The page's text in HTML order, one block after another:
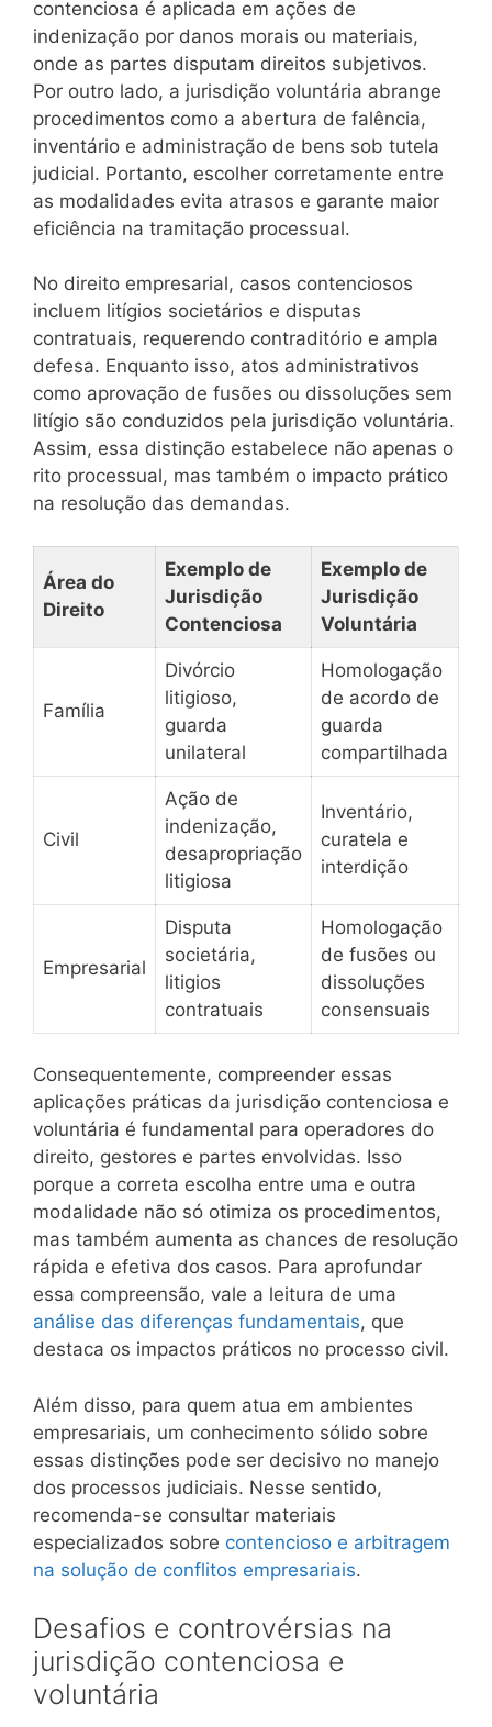
contenciosa é aplicada em ações de
indenização por danos morais ou materiais,
onde as partes disputam direitos subjetivos.
Por outro lado, a jurisdição voluntária abrange
procedimentos como a abertura de falência,
inventário e administração de bens sob tutela
judicial. Portanto, escolher corretamente entre
as modalidades evita atrasos e garante maior
eficiência na tramitação processual.
No direito empresarial, casos contenciosos
incluem litígios societários e disputas
contratuais, requerendo contraditório e ampla
defesa. Enquanto isso, atos administrativos
como aprovação de fusões ou dissoluções sem
litígio são conduzidos pela jurisdição voluntária.
Assim, essa distinção estabelece não apenas o
rito processual, mas também o impacto prático
na resolução das demandas.
Área do
Direito
Exemplo de
Jurisdição
Contenciosa
Exemplo de
Jurisdição
Voluntária
Família
Divórcio
litigioso,
guarda
unilateral
Homologação
de acordo de
guarda
compartilhada
Civil
Ação de
indenização,
desapropriação
litigiosa
Inventário,
curatela e
interdição
Empresarial
Disputa
societária,
litigios
contratuais
Homologação
de fusões ou
dissoluções
consensuais
Consequentemente, compreender essas
aplicações práticas da jurisdição contenciosa e
voluntária é fundamental para operadores do
direito, gestores e partes envolvidas. Isso
porque a correta escolha entre uma e outra
modalidade não só otimiza os procedimentos,
mas também aumenta as chances de resolução
rápida e efetiva dos casos. Para aprofundar
essa compreensão, vale a leitura de uma
análise das diferenças fundamentais, que
destaca os impactos práticos no processo civil.
Além disso, para quem atua em ambientes
empresariais, um conhecimento sólido sobre
essas distinções pode ser decisivo no manejo
dos processos judiciais. Nesse sentido,
recomenda-se consultar materiais
especializados sobre contencioso e arbitragem
na solução de conflitos empresariais.
Desafios e controvérsias na
jurisdição contenciosa e
voluntária